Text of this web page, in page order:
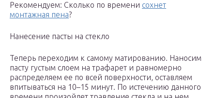
Рекомендуем: Сколько по времени сохнет
монтажная пена?
Нанесение пасты на стекло
Теперь переходим к самому матированию. Наносим
пасту густым слоем на трафарет и равномерно
распределяем ее по всей поверхности, оставляем
впитываться на 10–15 минут. По истечению данного